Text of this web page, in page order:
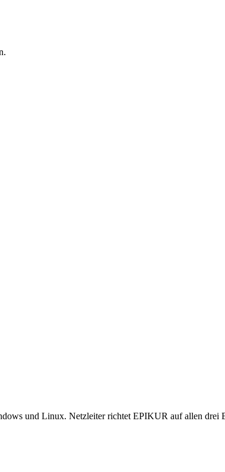
und Linux. Netzleiter richtet EPIKUR auf allen drei